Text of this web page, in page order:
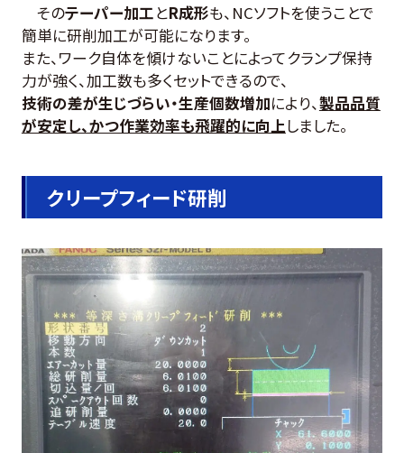
そのテーパー加工とR成形も、NCソフトを使うことで
簡単に研削加工が可能になります。
また、ワーク自体を傾けないことによってクランプ保持
力が強く、加工数も多くセットできるので、
技術の差が生じづらい・生産個数増加により、製品品質
が安定し、かつ作業効率も飛躍的に向上しました。
クリープフィード研削